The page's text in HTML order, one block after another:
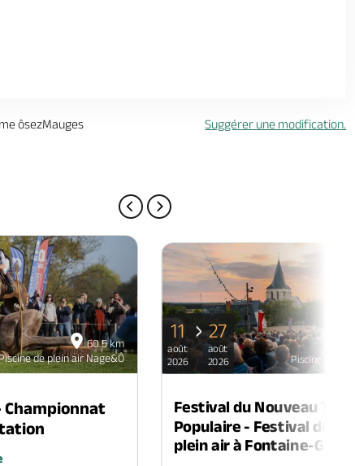
ôsezMauges Suggérer une modification.
60.5 km
de plein air Nage&Ô
Championnat
Piscine de
11
août
2026
27
août
2026
Festival du Nouveau
Populaire - Festival de
plein air à Fontaine-Guérin